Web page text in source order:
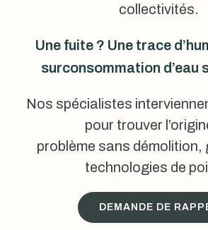
collectivités.
Une fuite ? Une trace
surconsommation d’eau
Nos spécialistes
pour trouver
problème sans démolition,
technologies de
DEMANDE DE